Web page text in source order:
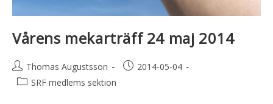
Vårens mekarträff 24 maj 2014
Thomas Augustsson
2014-05-04
SRF medlems sektion